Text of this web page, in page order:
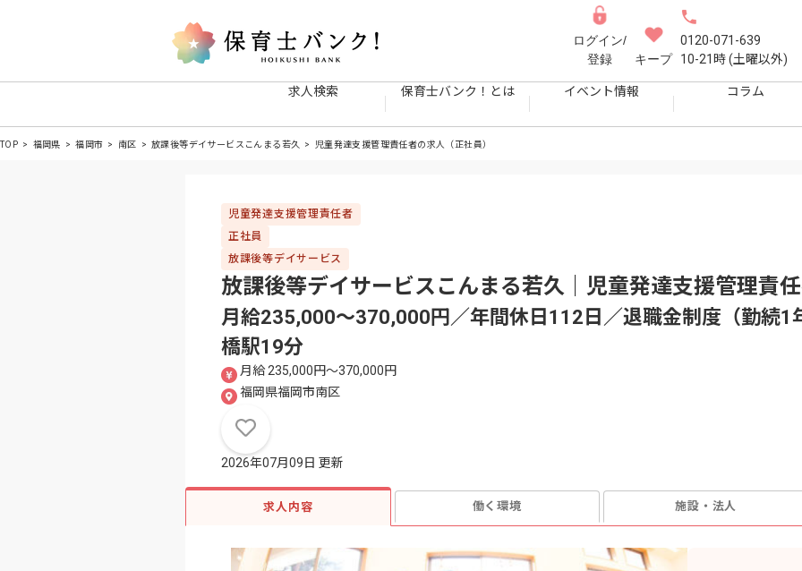
ログイン/
登録
キープ
0120-071-639
10-21時 (土曜以外)
求人検索 保育士バンク！とは イベント情報 コラム
TOP 福岡県 福岡市 南区 放課後等デイサービスこんまる若久 児童発達支援管理責任者の求人（正社員）
児童発達支援管理責任者
正社員
放課後等デイサービス
放課後等デイサービスこんまる若久｜児童発達支援管理責
月給235,000〜370,000円／年間休日112日／退職金制度（勤続1
橋駅19分
月給 235,000円〜370,000円
福岡県福岡市南区
2026年07月09日 更新
求人内容 働く環境 施設・法人